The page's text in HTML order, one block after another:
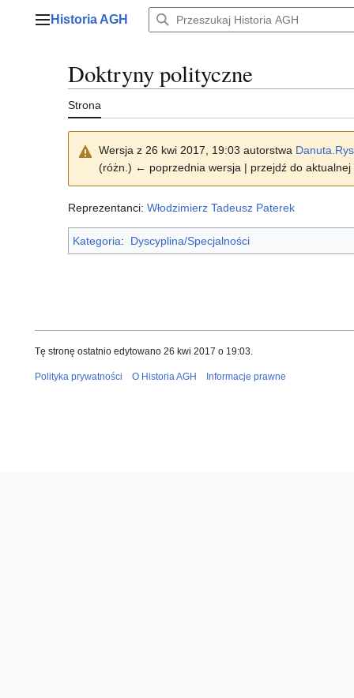
Menu główne
Historia AGH
Doktryny polityczne
Strona
Wersja z 26 kwi 2017, 19:03 autorstwa Danuta.Rys
(różn.) ← poprzednia wersja | przejdź do
Reprezentanci: Włodzimierz Tadeusz Paterek
Kategoria: Dyscyplina/Specjalności
Tę stronę ostatnio edytowano 26 kwi 2017 o 19:03.
Polityka prywatności O Historia AGH Informacje prawne